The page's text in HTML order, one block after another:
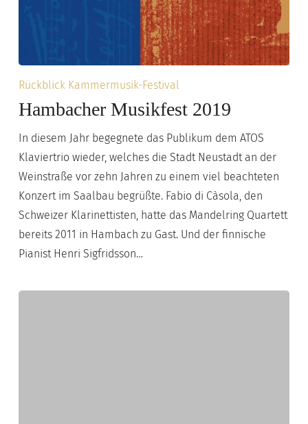
Hambacher
Musikfest
Rückblick Kammermusik-Festival
Hambacher Musikfest 2019
In diesem Jahr begegnete das Publikum dem ATOS
Klaviertrio wieder, welches die Stadt Neustadt an der
Weinstraße vor zehn Jahren zu einem viel beachteten
Konzert im Saalbau begrüßte. Fabio di Càsola, den
Schweizer Klarinettisten, hatte das Mandelring Quartett
bereits 2011 in Hambach zu Gast. Und der finnische
Pianist Henri Sigfridsson…